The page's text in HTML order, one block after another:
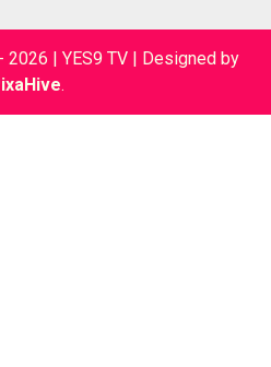
| YES9 TV
Designed by
.